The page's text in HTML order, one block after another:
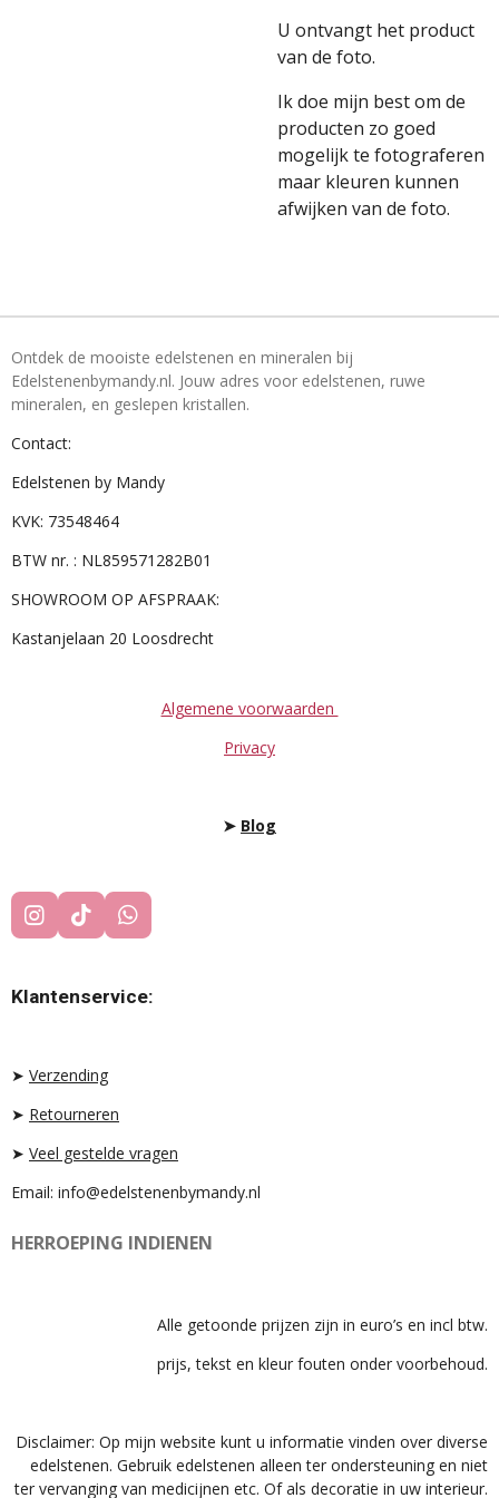
U ontvangt het product
van de foto.
Ik doe mijn best om de
producten zo goed
mogelijk te fotograferen
maar kleuren kunnen
afwijken van de foto.
Ontdek de mooiste edelstenen en mineralen bij
Edelstenenbymandy.nl. Jouw adres voor edelstenen, ruwe
mineralen, en geslepen kristallen.
Contact:
Edelstenen by Mandy
KVK: 73548464
BTW nr. : NL859571282B01
SHOWROOM OP AFSPRAAK:
Kastanjelaan 20 Loosdrecht
Algemene voorwaarden
Privacy
➤ Blog
I
N
T
A
A
T
I
T
O
W
H
T
S
Klantenservice:
➤ Verzending
➤ Retourneren
➤ Veel gestelde vragen
Email: info@edelstenenbymandy.nl
HERROEPING INDIENEN
Alle getoonde prijzen zijn in euro’s en incl btw.
prijs, tekst en kleur fouten onder voorbehoud.
Disclaimer: Op mijn website kunt u informatie vinden over diverse
edelstenen. Gebruik edelstenen alleen ter ondersteuning en niet
ter vervanging van medicijnen etc. Of als decoratie in uw interieur.